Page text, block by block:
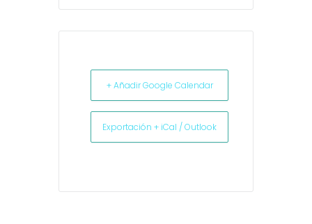
+ Añadir Google Calendar
Exportación + iCal / Outlook